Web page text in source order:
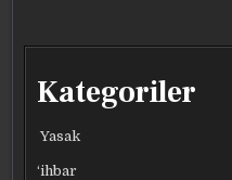
Kategoriler
Yasak
‘ihbar